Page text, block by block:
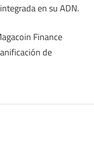
en su ADN.
Finance
de